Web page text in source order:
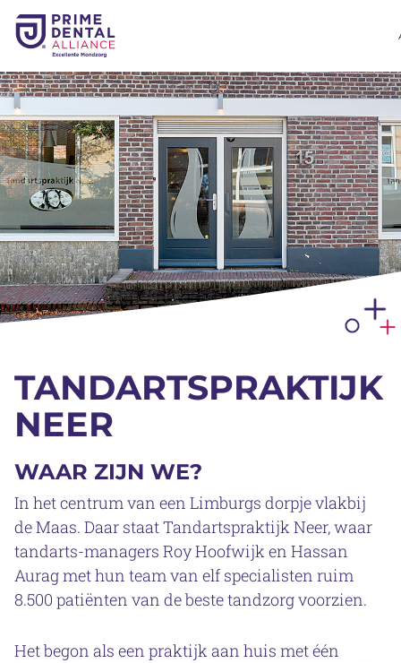
TANDARTSPRAKTIJK
NEER
WAAR ZIJN WE?
In het centrum van een Limburgs dorpje vlakbij
de Maas. Daar staat Tandartspraktijk Neer, waar
tandarts-managers Roy Hoofwijk en Hassan
Aurag met hun team van elf specialisten ruim
8.500 patiënten van de beste tandzorg voorzien.
Het begon als een praktijk aan huis met één